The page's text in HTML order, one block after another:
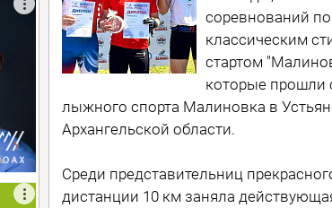
соревнований
классическим
стартом
которые прошли
лыжного спорта Малиновка в
Архангельской области.
Среди представительниц
дистанции 10 км заняла